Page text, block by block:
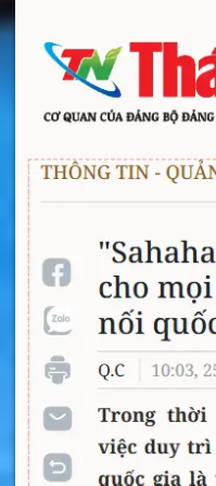
Internet với tốc độ
Đây làsim điện
Sim có sẵn dung
tiền hay chụp ảnh
dùng xong là bỏ sim
Đây là sim
cao, dùng hết về
mái vào mạng, lướt
gọi Zalo,
4G/5G
du lịch
chuyển vùng quốc
Thông tin chi tiết